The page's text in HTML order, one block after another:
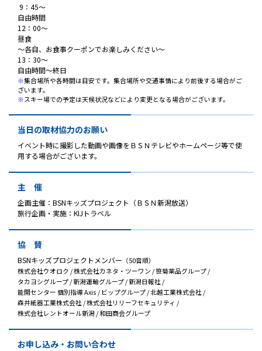
9：45～
自由時間
12：00～
昼食
～各自、お食事クーポンでお楽しみください～
13：30～
自由時間～終日
※集合場所や各時間は目安です。集合場所や交通事情により前後する場合がご
ざいます。
※スキー場での予定は天候状況などにより変更となる場合がございます。
当日の取材協力のお願い
イベント時に撮影した動画や画像をＢＳＮテレビやホームページ等で使
用する場合がございます。
主 催
企画主催：BSNキッズプロジェクト（ＢＳＮ新潟放送）
旅行企画・実施：KIJトラベル
協 賛
BSNキッズプロジェクトメンバー （50音順）
株式会社ウオロク / 株式会社カネタ・ツーワン / 笹菊薬品グループ /
タカヨシグループ / 新潟運輸グループ /新潟日報社 /
能開センター 個別指導 Axis / ビップグループ / 北越工業株式会社 /
森井紙器工業株式会社 /株式会社リリーフセキュリティ /
株式会社レントオール新潟 / 和田商会グループ
お申し込み・お問い合わせ